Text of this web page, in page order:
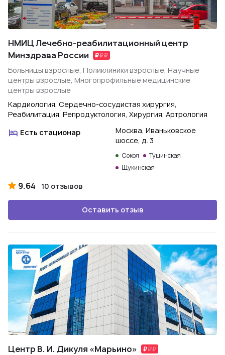
НМИЦ Лечебно-реабилитационный центр
Минздрава России
Больницы взрослые, Поликлиники взрослые, Научные
центры взрослые, Многопрофильные медицинские
центры взрослые
Кардиология, Сердечно-сосудистая хирургия,
Реабилитация, Репродуктология, Хирургия, Артрология
Есть стационар
Москва, Иваньковское
шоссе, д. 3
Сокол
Тушинская
Щукинская
9.64 10 отзывов
Оставить отзыв
Центр В. И. Дикуля «Марьино»